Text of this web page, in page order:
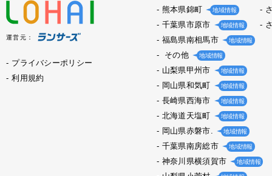
運営元：
プライバシーポリシー
利用規約
熊本県錦町 地域情報
千葉県市原市 地域情報
福島県南相馬市 地域情報
その他 地域情報
山梨県甲州市 地域情報
岡山県和気町 地域情報
長崎県西海市 地域情報
北海道天塩町 地域情報
岡山県赤磐市. 地域情報
千葉県南房総市 地域情報
神奈川県横須賀市 地域情報